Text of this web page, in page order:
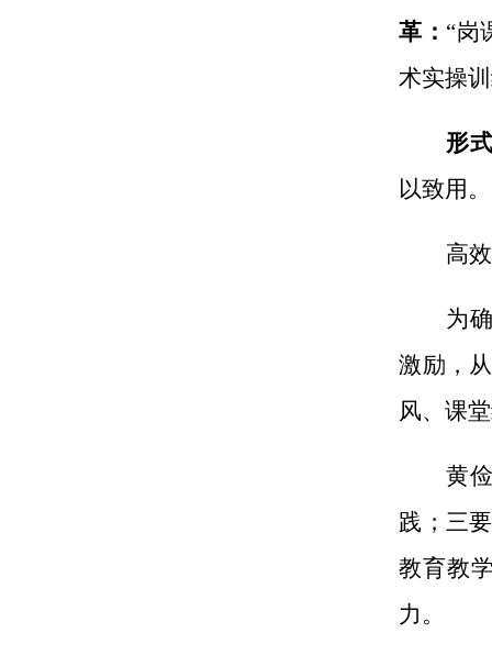
革 ： “岗
术实操
形
以致用。
高
为
激励 ，
风、课
黄
践；三
教育教
力。